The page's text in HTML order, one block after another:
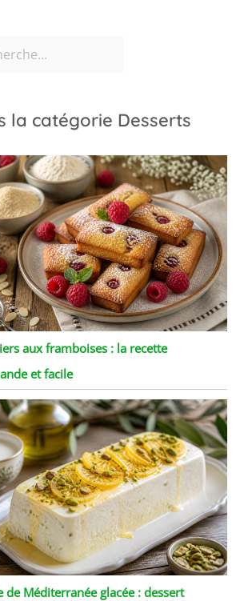
la catégorie Desserts
aux framboises : la recette
et facile
de Méditerranée glacée : dessert